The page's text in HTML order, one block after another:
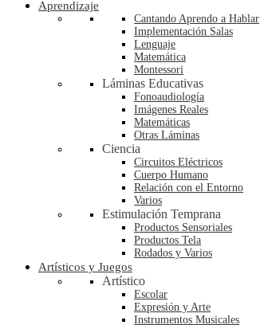
Aprendizaje
Cantando Aprendo a Hablar
Implementación Salas
Lenguaje
Matemática
Montessori
Láminas Educativas
Fonoaudiología
Imágenes Reales
Matemáticas
Otras Láminas
Ciencia
Circuitos Eléctricos
Cuerpo Humano
Relación con el Entorno
Varios
Estimulación Temprana
Productos Sensoriales
Productos Tela
Rodados y Varios
Artísticos y Juegos
Artístico
Escolar
Expresión y Arte
Instrumentos Musicales